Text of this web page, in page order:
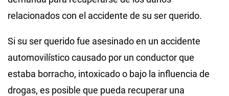
relacionados con el accidente de su ser querido.
Si su ser querido fue asesinado en un accidente
automovilístico causado por un conductor que
estaba borracho, intoxicado o bajo la influencia de
drogas, es posible que pueda recuperar una